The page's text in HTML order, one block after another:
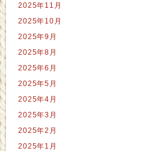
2025年11月
2025年10月
2025年9月
2025年8月
2025年6月
2025年5月
2025年4月
2025年3月
2025年2月
2025年1月